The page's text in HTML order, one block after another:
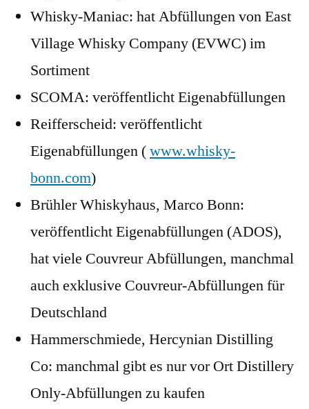
Whisky-Maniac: hat Abfüllungen von East
Village Whisky Company (EVWC) im
Sortiment
SCOMA: veröffentlicht Eigenabfüllungen
Reifferscheid: veröffentlicht
Eigenabfüllungen (www.whisky-
bonn.com)
Brühler Whiskyhaus, Marco Bonn:
veröffentlicht Eigenabfüllungen (ADOS),
hat viele Couvreur Abfüllungen, manchmal
auch exklusive Couvreur-Abfüllungen für
Deutschland
Hammerschmiede, Hercynian Distilling
Co: manchmal gibt es nur vor Ort Distillery
Only-Abfüllungen zu kaufen